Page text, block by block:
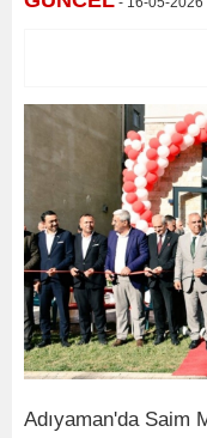
Adıyaman'da Saim